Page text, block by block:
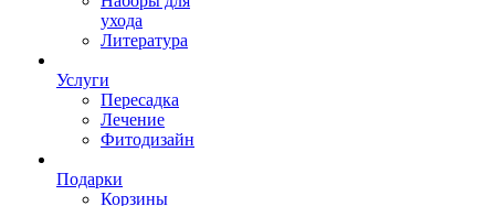
ухода
Литература
Услуги
Пересадка
Лечение
Фитодизайн
Подарки
Корзины